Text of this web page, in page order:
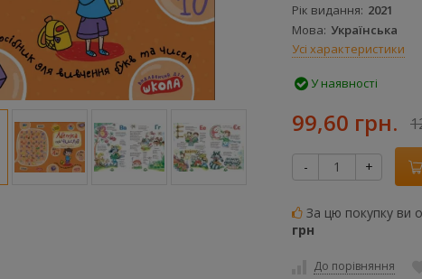
Рік видання 2021
Мова Українська
Усі характеристики
У наявності
99,60 грн.
- +
За цю покупку ви
грн
До порівняння